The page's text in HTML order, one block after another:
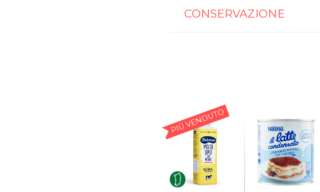
CONSERVAZIONE
PIÙ VENDUTO